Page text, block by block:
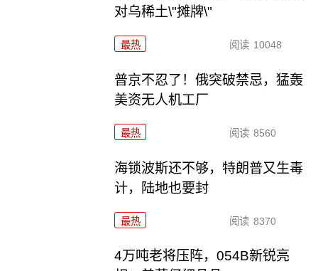
对乌稀土\"摊牌\"
最热 阅读 10048
普京不忍了！俄突破禁忌，猛轰
美资无人机工厂
最热 阅读 8560
海锁波斯还不够，特朗普又生毒
计，陆地也要封
最热 阅读 8370
4万吨老将压阵，054B新锐亮